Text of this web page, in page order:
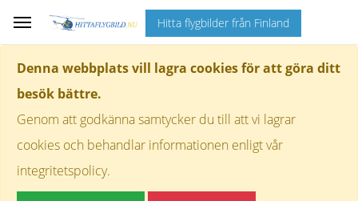
Denna webbplats vill lagra cookies för att göra ditt
besök bättre.
Genom att godkänna samtycker du till att vi lagrar
cookies och behandlar informationen enligt vår
integritetspolicy.
Hitta flygbilder från Finland